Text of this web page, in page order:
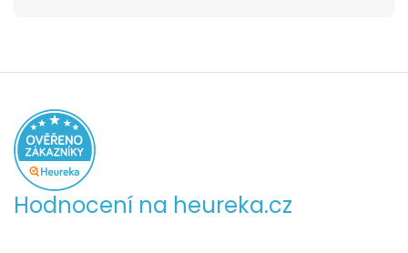
Hodnocení na heureka.cz